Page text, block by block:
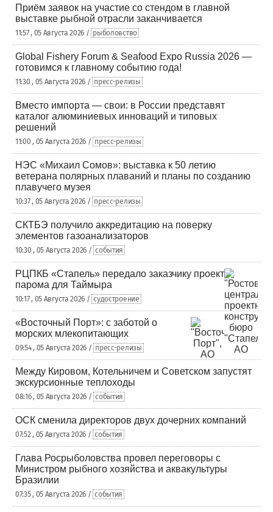
Приём заявок на участие со стендом в главной
выставке рыбной отрасли заканчивается
11:57 , 05 Августа 2026 / рыболовство
Global Fishery Forum & Seafood Expo Russia 2026 —
готовимся к главному событию года!
11:30 , 05 Августа 2026 / пресс-релизы
Вместо импорта — свои: в России представят
каталог алюминиевых инноваций и типовых
решений
11:00 , 05 Августа 2026 / пресс-релизы
НЭС «Михаил Сомов»: выставка к 50 летию
ветерана полярных плаваний и планы по созданию
плавучего музея
10:37 , 05 Августа 2026 / пресс-релизы
СКТБЭ получило аккредитацию на поверку
элементов газоанализаторов
10:30 , 05 Августа 2026 / события
РЦПКБ «Стапель» передало заказчику проект
парома для Таймыра
10:17 , 05 Августа 2026 / судостроение
«Восточный Порт»: с заботой о
морских млекопитающих
09:54 , 05 Августа 2026 / пресс-релизы
Между Кировом, Котельничем и Советском запустят
экскурсионные теплоходы
08:16 , 05 Августа 2026 / события
ОСК сменила директоров двух дочерних компаний
07:52 , 05 Августа 2026 / события
Глава Росрыболовства провел переговоры с
Министром рыбного хозяйства и аквакультуры
Бразилии
07:35 , 05 Августа 2026 / события